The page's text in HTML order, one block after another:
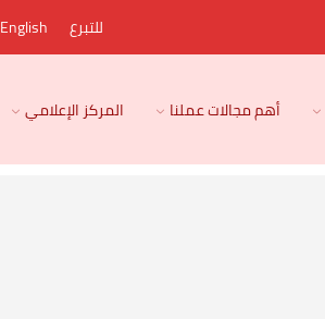
للتبرع English
أهم مجالات عملنا المركز الإعلامي